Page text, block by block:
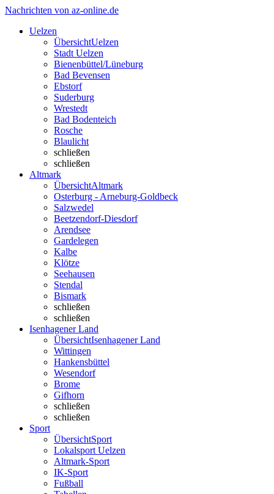
Nachrichten von az-online.de
Uelzen
ÜbersichtUelzen
Stadt Uelzen
Bienenbüttel/Lüneburg
Bad Bevensen
Ebstorf
Suderburg
Wrestedt
Bad Bodenteich
Rosche
Blaulicht
schließen
schließen
Altmark
ÜbersichtAltmark
Osterburg - Arneburg-Goldbeck
Salzwedel
Beetzendorf-Diesdorf
Arendsee
Gardelegen
Kalbe
Klötze
Seehausen
Stendal
Bismark
schließen
schließen
Isenhagener Land
ÜbersichtIsenhagener Land
Wittingen
Hankensbüttel
Wesendorf
Brome
Gifhorn
schließen
schließen
Sport
ÜbersichtSport
Lokalsport Uelzen
Altmark-Sport
IK-Sport
Fußball